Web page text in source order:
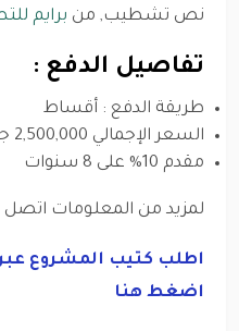
نص تشطيب, من برايم
تفاصيل الدفع :
طريقة الدفع : أقساط
السعر الإجمالي 2,500,000 جنيه
مقدم 10% على 8 سنوات
لمزيد من المعلومات اتصل
اضغط هنا